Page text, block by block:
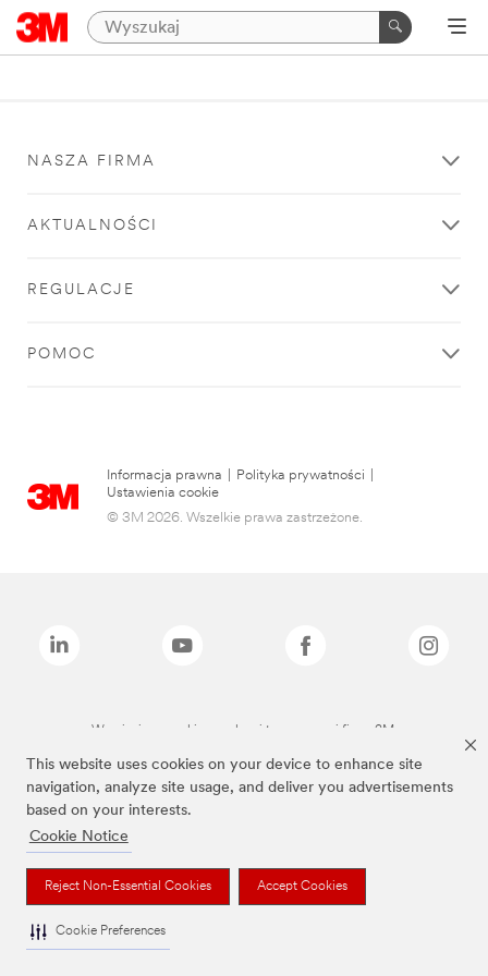
This website uses cookies on your device to enhance site
navigation, analyze site usage, and deliver you advertisements
based on your interests.
Cookie Notice
Reject Non-Essential Cookies Accept Cookies
Cookie Preferences
NASZA FIRMA
AKTUALNOŚCI
REGULACJE
POMOC
Informacja prawna Polityka prywatności
Ustawienia cookie
© 3M 2026. Wszelkie prawa zastrzeżone.
Wymienione marki są znakami towarowymi firmy 3M.